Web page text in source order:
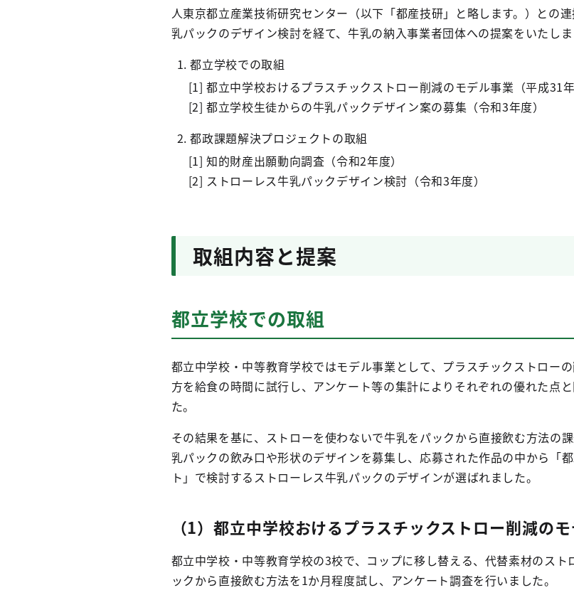
人東京都立産業技術研究センター（以下「都産技研」と略します。）との
乳パックのデザイン検討を経て、牛乳の納入事業者団体への提案をいたしま
1. 都立学校での取組
[1] 都立中学校おけるプラスチックストロー削減のモデル事業（平成31年
[2] 都立学校生徒からの牛乳パックデザイン案の募集（令和3年度）
2. 都政課題解決プロジェクトの取組
[1] 知的財産出願動向調査（令和2年度）
[2] ストローレス牛乳パックデザイン検討（令和3年度）
取組内容と提案
都立学校での取組
都立中学校・中等教育学校ではモデル事業として、プラスチックストロー
方を給食の時間に試行し、アンケート等の集計によりそれぞれの優れた点
た。
その結果を基に、ストローを使わないで牛乳をパックから直接飲む方法の
乳パックの飲み口や形状のデザインを募集し、応募された作品の中から「
ト」で検討するストローレス牛乳パックのデザインが選ばれました。
（1）都立中学校おけるプラスチックストロー削減の
都立中学校・中等教育学校の3校で、コップに移し替える、代替素材のスト
ックから直接飲む方法を1か月程度試し、アンケート調査を行いました。